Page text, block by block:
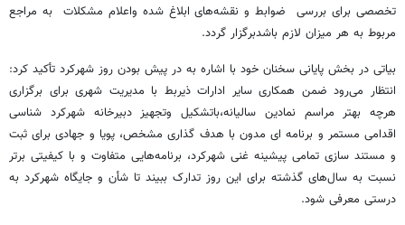
تخصصی برای بررسی ضوابط و نقشه‌های ابلاغ شده واعلام مشکلات به مراجع
مربوط به هر میزان لازم باشدبرگزار گردد.
بیاتی در بخش پایانی سخنان خود با اشاره به در پیش بودن روز شهرکرد تأکید کرد:
انتظار می‌رود ضمن همکاری سایر ادارات ذیربط با مدیریت شهری برای برگزاری
هرچه بهتر مراسم نمادین سالیانه،باتشکیل وتجهیز دبیرخانه شهرکرد شناسی
اقدامی مستمر و برنامه ای مدون با هدف گذاری مشخص، پویا و جهادی برای ثبت
و مستند سازی تمامی پیشینه غنی شهرکرد، برنامه‌هایی متفاوت و با کیفیتی برتر
نسبت به سال‌های گذشته برای این روز تدارک ببیند تا شأن و جایگاه شهرکرد به
درستی معرفی شود.